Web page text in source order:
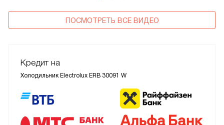
ПОСМОТРЕТЬ ВСЕ ВИДЕО
Кредит на
Холодильник Electrolux ERB 30091 W